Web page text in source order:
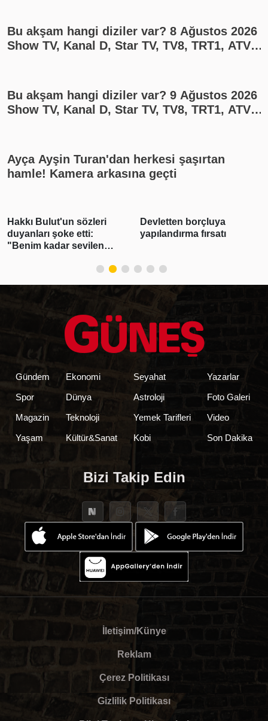
Bu akşam hangi diziler var? 8 Ağustos 2026
Show TV, Kanal D, Star TV, TV8, TRT1, ATV
Bu akşam hangi diziler var? 9 Ağustos 2026
Show TV, Kanal D, Star TV, TV8, TRT1, ATV
Ayça Ayşin Turan'dan herkesi şaşırtan
hamle! Kamera arkasına geçti
Hakkı Bulut'un sözleri
duyanları şoke etti:
"Benim kadar sevilen
Devletten borçluya
yapılandırma fırsatı
Gündem
Spor
Magazin
Yaşam
Ekonomi
Dünya
Teknoloji
Kültür&Sanat
Seyahat
Astroloji
Yemek Tarifleri
Kobi
Yazarlar
Foto Galeri
Video
Son Dakika
Bizi Takip Edin
İletişim/Künye
Reklam
Çerez Politikası
Gizlilik Politikası